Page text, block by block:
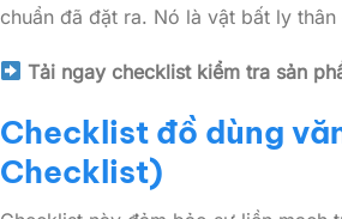
chuẩn đã đặt ra. Nó là vật bất ly
Tải ngay checklist kiểm tra sản
Checklist đồ dùng
Checklist)